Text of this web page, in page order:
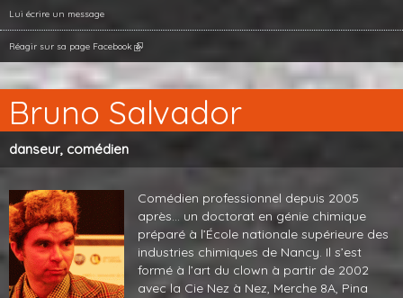
Lui écrire un message
Réagir sur sa page Facebook
Bruno Salvador
danseur, comédien
Comédien professionnel depuis 2005
après… un doctorat en génie chimique
préparé à l’École nationale supérieure des
industries chimiques de Nancy. Il s’est
formé à l’art du clown à partir de 2002
avec la Cie Nez à Nez, Merche 8A, Pina